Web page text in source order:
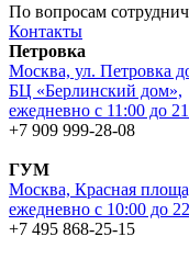
По вопросам
Контакты
Петровка
Москва, ул. Петровка
БЦ «Берлинский дом»,
ежедневно с 11:00 до
+7 909 999-28-08
ГУМ
Москва, Красная
ежедневно с 10:00 до
+7 495 868-25-15